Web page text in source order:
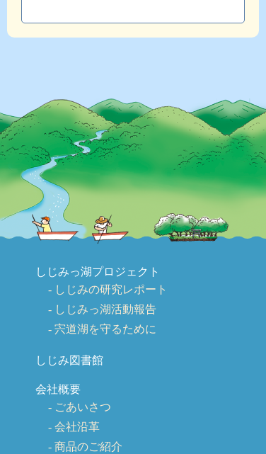
しじみっ湖プロジェクト
しじみの研究レポート
しじみっ湖活動報告
宍道湖を守るために
しじみ図書館
会社概要
ごあいさつ
会社沿革
商品のご紹介